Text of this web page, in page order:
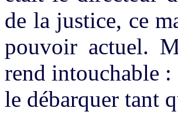
de la justice, ce
pouvoir actuel.
rend intouchable :
le débarquer tant